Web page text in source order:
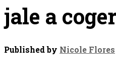
jale a
Published by Nicole Flores